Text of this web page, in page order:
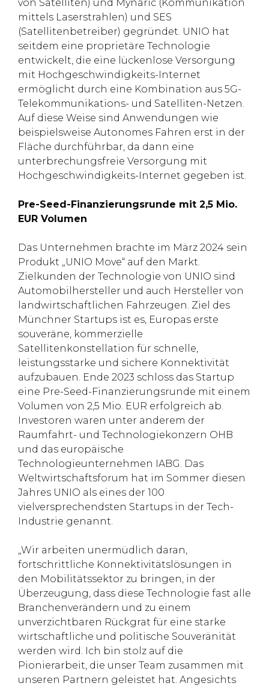
von Satelliten) und Mynaric (Kommunikation
mittels Laserstrahlen) und SES
(Satellitenbetreiber) gegründet. UNIO hat
seitdem eine proprietäre Technologie
entwickelt, die eine lückenlose Versorgung
mit Hochgeschwindigkeits-Internet
ermöglicht durch eine Kombination aus 5G-
Telekommunikations- und Satelliten-Netzen.
Auf diese Weise sind Anwendungen wie
beispielsweise Autonomes Fahren erst in der
Fläche durchführbar, da dann eine
unterbrechungsfreie Versorgung mit
Hochgeschwindigkeits-Internet gegeben ist.
Pre-Seed-Finanzierungsrunde mit 2,5 Mio.
EUR Volumen
Das Unternehmen brachte im März 2024 sein
Produkt „UNIO Move“ auf den Markt.
Zielkunden der Technologie von UNIO sind
Automobilhersteller und auch Hersteller von
landwirtschaftlichen Fahrzeugen. Ziel des
Münchner Startups ist es, Europas erste
souveräne, kommerzielle
Satellitenkonstellation für schnelle,
leistungsstarke und sichere Konnektivität
aufzubauen. Ende 2023 schloss das Startup
eine Pre-Seed-Finanzierungsrunde mit einem
Volumen von 2,5 Mio. EUR erfolgreich ab.
Investoren waren unter anderem der
Raumfahrt- und Technologiekonzern OHB
und das europäische
Technologieunternehmen IABG. Das
Weltwirtschaftsforum hat im Sommer diesen
Jahres UNIO als eines der 100
vielversprechendsten Startups in der Tech-
Industrie genannt.
„Wir arbeiten unermüdlich daran,
fortschrittliche Konnektivitätslösungen in
den Mobilitätssektor zu bringen, in der
Überzeugung, dass diese Technologie fast alle
Branchenverändern und zu einem
unverzichtbaren Rückgrat für eine starke
wirtschaftliche und politische Souveränität
werden wird. Ich bin stolz auf die
Pionierarbeit, die unser Team zusammen mit
unseren Partnern geleistet hat. Angesichts